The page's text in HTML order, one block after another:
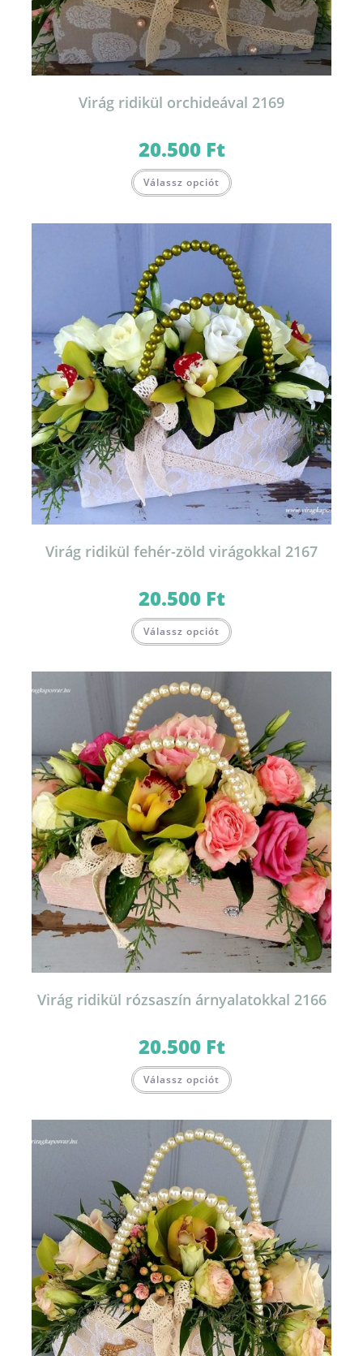
Virág ridikül orchideával 2169
20.500 Ft
Válassz opciót
Virág ridikül fehér-zöld virágokkal 2167
20.500 Ft
Válassz opciót
Virág ridikül rózsaszín árnyalatokkal 2166
20.500 Ft
Válassz opciót